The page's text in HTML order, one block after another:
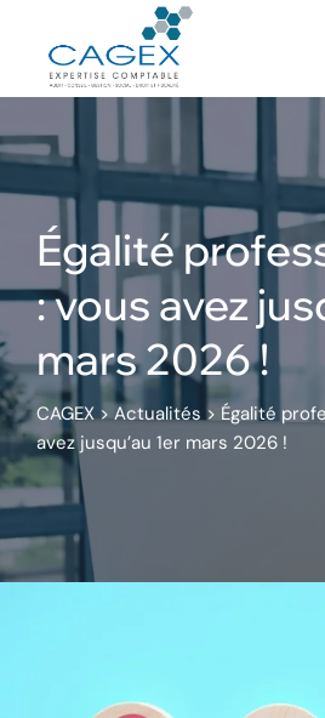
content
Égalité
: vous avez
mars 2026 !
CAGEX>Actualités > Égalité
avez jusqu’au 1er mars 2026 !